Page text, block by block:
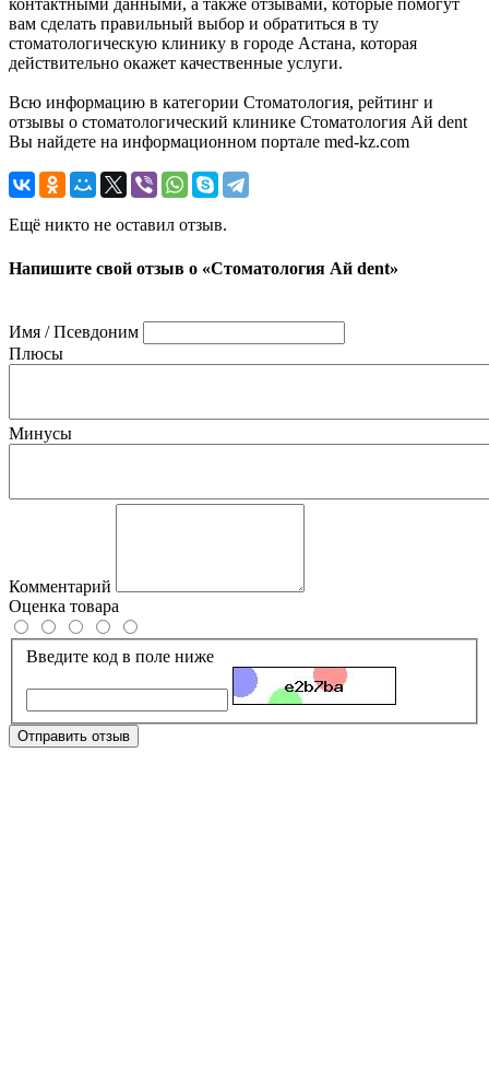
контактными данными, а также отзывами, которые помогут
вам сделать правильный выбор и обратиться в ту
стоматологическую клинику в городе Астана, которая
действительно окажет качественные услуги.
Всю информацию в категории Стоматология, рейтинг и
отзывы о стоматологический клинике Стоматология Ай dent
Вы найдете на информационном портале med-kz.com
Ещё никто не оставил отзыв.
Напишите свой отзыв о «Стоматология Ай dent»
Имя / Псевдоним
Плюсы
Минусы
Комментарий
Оценка товара
Введите код в поле ниже
Отправить отзыв